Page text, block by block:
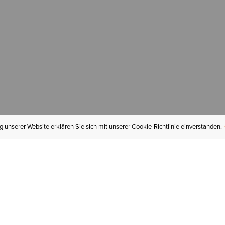
unserer Website erklären Sie sich mit unserer Cookie-Richtlinie einverstanden.